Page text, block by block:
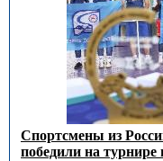
Спортсмены из
победили на